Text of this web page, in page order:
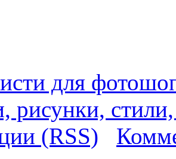
для
рисунки,
(RSS)